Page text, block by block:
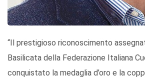
“Il prestigioso riconoscimento
Basilicata della Federazione Italiana
conquistato la medaglia d’oro e la